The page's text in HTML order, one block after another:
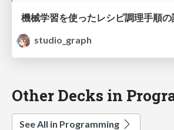
機械学習を使ったレシピ調理手順の
studio_graph
Other Decks in
See All in Programming